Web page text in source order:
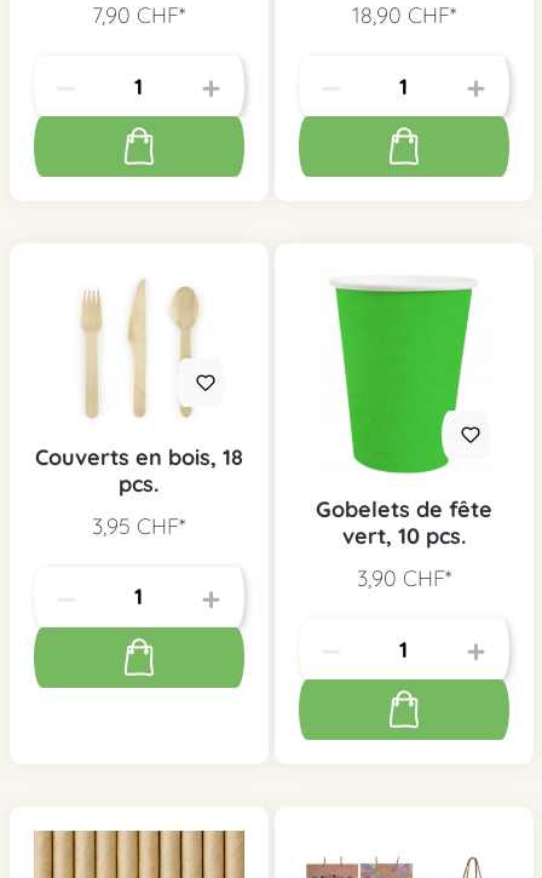
7,90 CHF*
18,90 CHF*
Couverts en bois, 18
pcs.
3,95 CHF*
Gobelets de fête
vert, 10 pcs.
3,90 CHF*